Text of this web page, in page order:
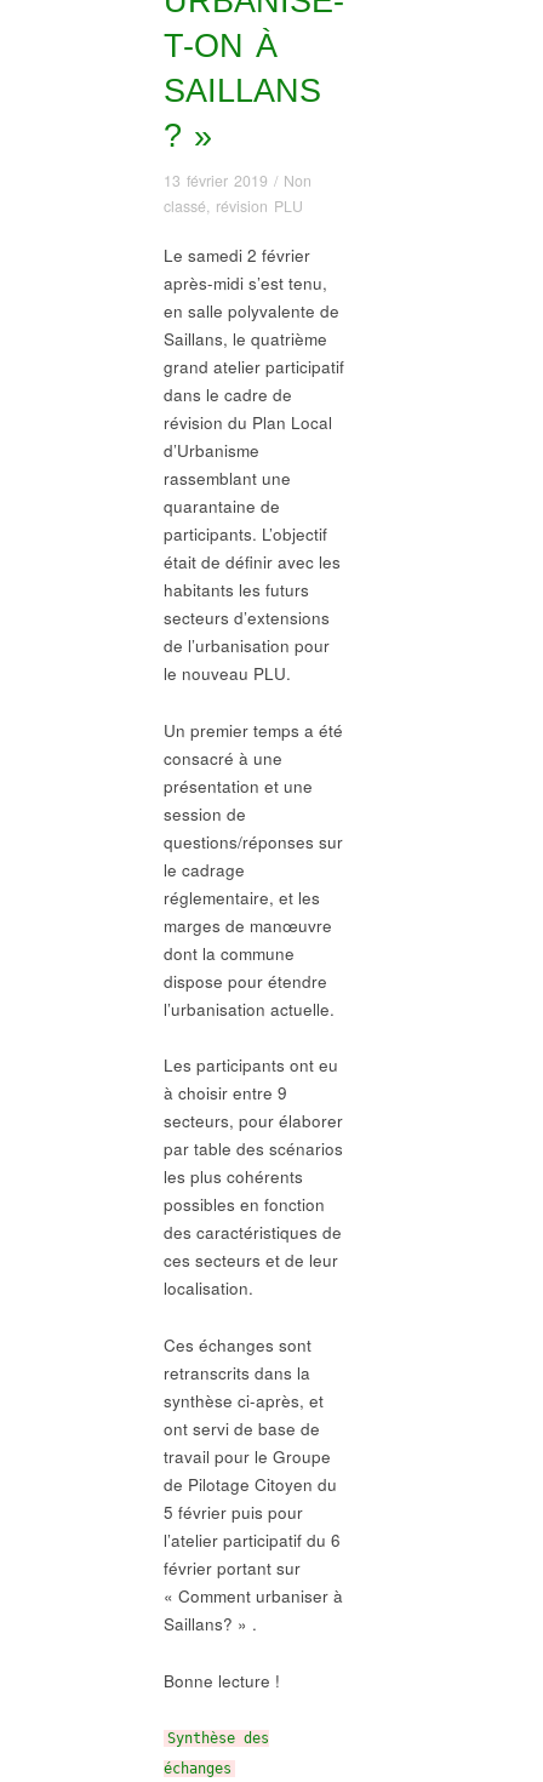
T-ON À
SAILLANS
? »
13 février 2019 / Non
classé, révision PLU
Le samedi 2 février
après-midi s’est tenu,
en salle polyvalente de
Saillans, le quatrième
grand atelier participatif
dans le cadre de
révision du Plan Local
d’Urbanisme
rassemblant une
quarantaine de
participants. L’objectif
était de définir avec les
habitants les futurs
secteurs d’extensions
de l’urbanisation pour
le nouveau PLU.
Un premier temps a été
consacré à une
présentation et une
session de
questions/réponses sur
le cadrage
réglementaire, et les
marges de manœuvre
dont la commune
dispose pour étendre
l’urbanisation actuelle.
Les participants ont eu
à choisir entre 9
secteurs, pour élaborer
par table des scénarios
les plus cohérents
possibles en fonction
des caractéristiques de
ces secteurs et de leur
localisation.
Ces échanges sont
retranscrits dans la
synthèse ci-après, et
ont servi de base de
travail pour le Groupe
de Pilotage Citoyen du
5 février puis pour
l’atelier participatif du 6
février portant sur
« Comment urbaniser à
Saillans? » .
Bonne lecture !
Synthèse des
échanges